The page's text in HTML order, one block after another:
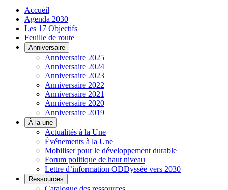
Accueil
Agenda 2030
Les 17 Objectifs
Feuille de route
Anniversaire
Anniversaire 2025
Anniversaire 2024
Anniversaire 2023
Anniversaire 2022
Anniversaire 2021
Anniversaire 2020
Anniversaire 2019
À la une
Actualités à la Une
Événements à la Une
Mobiliser pour le développement durable
Forum politique de haut niveau
Lettre d’information ODDyssée vers 2030
Ressources